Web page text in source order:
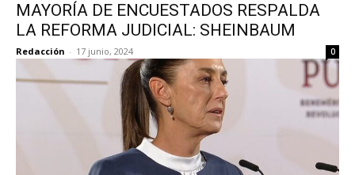
MAYORÍA DE ENCUESTADOS RESPALDA
LA REFORMA JUDICIAL: SHEINBAUM
Redacción - 17 junio, 2024 0